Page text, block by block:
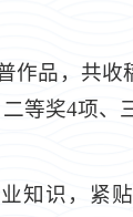
作品，共
等奖4项
知识，紧